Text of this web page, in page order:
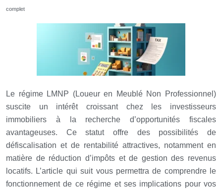
complet
Le régime LMNP (Loueur en Meublé Non Professionnel)
suscite un intérêt croissant chez les investisseurs
immobiliers à la recherche d’opportunités fiscales
avantageuses. Ce statut offre des possibilités de
défiscalisation et de rentabilité attractives, notamment en
matière de réduction d’impôts et de gestion des revenus
locatifs. L’article qui suit vous permettra de comprendre le
fonctionnement de ce régime et ses implications pour vos